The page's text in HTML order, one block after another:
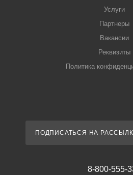
Услуги
Партнеры
Вакансии
Реквизиты
Политика
ПОДПИСАТЬСЯ НА
8-800-555-